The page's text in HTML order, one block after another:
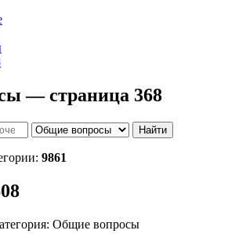
— страница 368
Найти
9861
Общие вопросы